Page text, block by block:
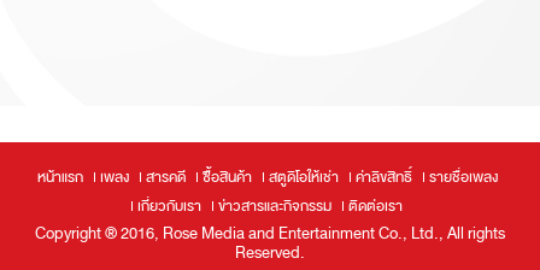
หน้าแรก เพลง สารคดี ซื้อสินค้า สตูดิโอให้เช่า ค่าลิขสิทธิ์
รายชื่อเพลง
เกี่ยวกับเรา
ข่าวสารและกิจกรรม ติดต่อเรา
Copyright ® 2016, Rose Media and Entertainment Co., Ltd., All rights
Reserved.